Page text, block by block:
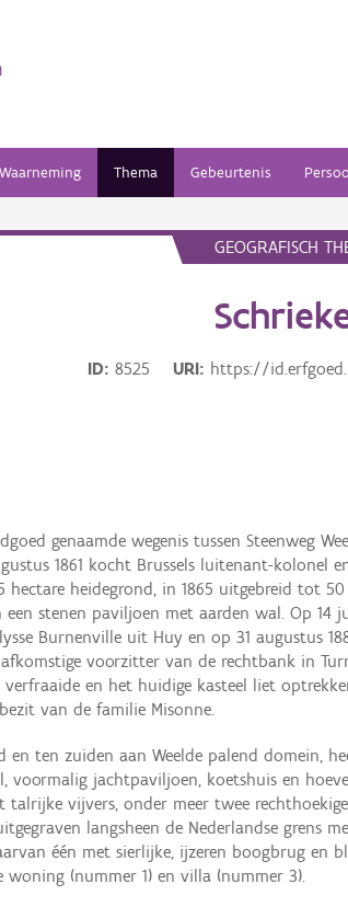
Waarneming Thema Gebeurtenis
GEOGRAFISCH
ID 8525 URI https://
genaamde wegenis tussen Steenweg
1861 kocht Brussels luitenant-kolonel
hectare heidegrond, in 1865 uitgebreid tot
een stenen paviljoen met aarden wal. Op 14
Burnenville uit Huy en op 31 augustus
voorzitter van de rechtbank in
en het huidige kasteel liet
van de familie Misonne.
en ten zuiden aan Weelde palend domein,
voormalig jachtpaviljoen, koetshuis en
talrijke vijvers, onder meer twee
langsheen de Nederlandse grens
één met sierlijke, ijzeren boogbrug en
woning (nummer 1) en villa (nummer 3).